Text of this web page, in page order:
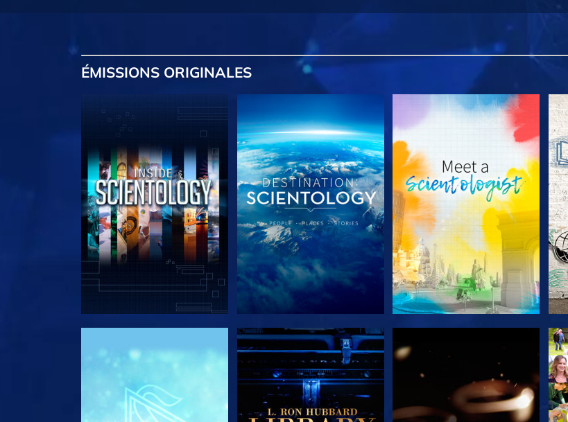
ÉMISSIONS ORIGINALES
DÉCOUVRIR LES SÉRIES DÉCOUVRIR LES SÉRIES DÉCOUVRIR LES SÉRIES